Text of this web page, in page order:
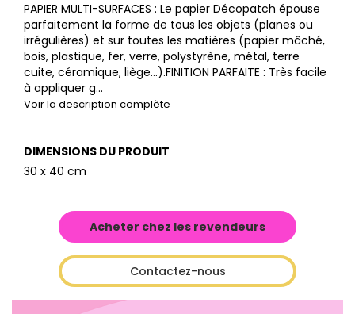
PAPIER MULTI-SURFACES : Le papier Décopatch épouse
parfaitement la forme de tous les objets (planes ou
irrégulières) et sur toutes les matières (papier mâché,
bois, plastique, fer, verre, polystyrène, métal, terre
cuite, céramique, liège…).FINITION PARFAITE : Très facile
à appliquer g...
Voir la description complète
DIMENSIONS DU PRODUIT
30 x 40 cm
Acheter chez les revendeurs
Contactez-nous